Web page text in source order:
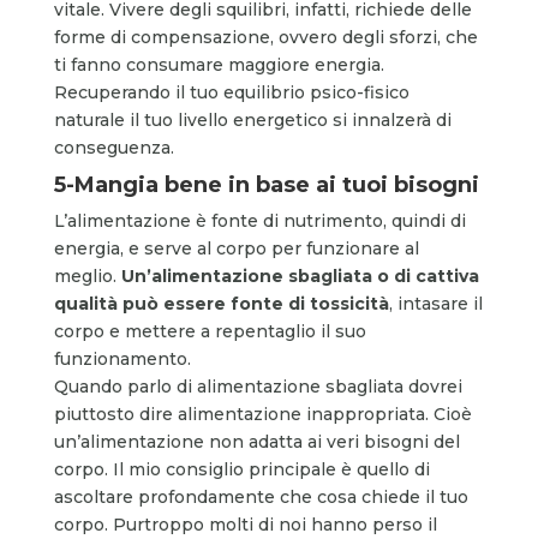
vitale. Vivere degli squilibri, infatti, richiede delle
forme di compensazione, ovvero degli sforzi, che
ti fanno consumare maggiore energia.
Recuperando il tuo equilibrio psico-fisico
naturale il tuo livello energetico si innalzerà di
conseguenza.
5-Mangia bene in base ai tuoi bisogni
L’alimentazione è fonte di nutrimento, quindi di
energia, e serve al corpo per funzionare al
meglio. Un’alimentazione sbagliata o di cattiva
qualità può essere fonte di tossicità, intasare il
corpo e mettere a repentaglio il suo
funzionamento.
Quando parlo di alimentazione sbagliata dovrei
piuttosto dire alimentazione inappropriata. Cioè
un’alimentazione non adatta ai veri bisogni del
corpo. Il mio consiglio principale è quello di
ascoltare profondamente che cosa chiede il tuo
corpo. Purtroppo molti di noi hanno perso il